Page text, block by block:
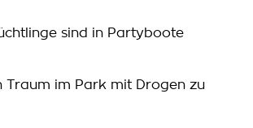
sind in Partyboote
Traum im Park mit Drogen zu